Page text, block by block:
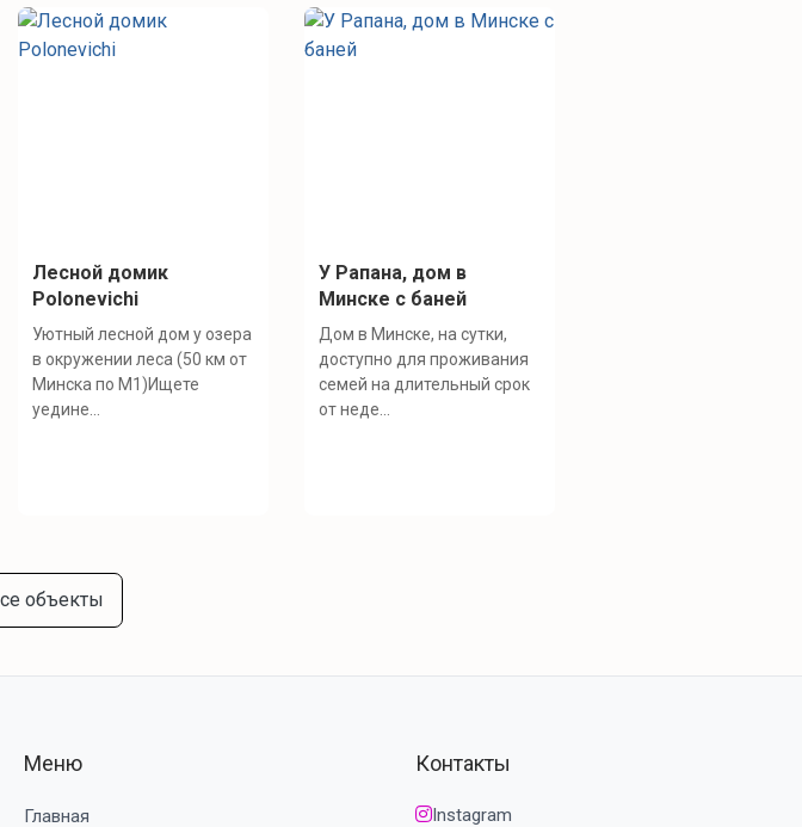
Лесной домик
Polonevichi
Уютный лесной дом у озера
в окружении леса (50 км от
Минска по М1) ​Ищете
уедине...
У Рапана, дом в
Минске с баней
Дом в Минске, на сутки,
доступно для проживания
семей на длительный срок
от неде...
объекты
Меню
Главная
Контакты
Instagram